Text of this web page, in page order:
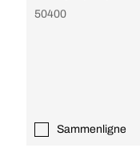
50400
Sammenligne